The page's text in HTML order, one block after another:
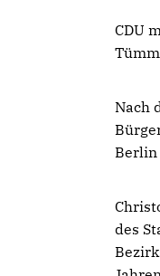
CDU
Nach
Berlin
des